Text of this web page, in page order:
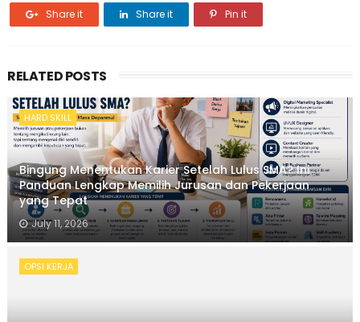
Share it Share it Pin it
RELATED POSTS
HARD SKILL
Bingung Menentukan Karier Setelah Lulus SMA? Ini
Panduan Lengkap Memilih Jurusan dan Pekerjaan
yang Tepat
July 11, 2026
OPSI KERJA